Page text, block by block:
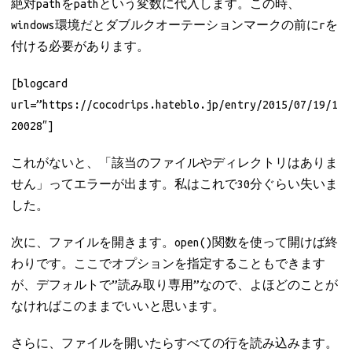
絶対pathをpathという変数に代入します。この時、
windows環境だとダブルクオーテーションマークの前にrを
付ける必要があります。
[blogcard
url=”https://cocodrips.hateblo.jp/entry/2015/07/19/1
20028″]
これがないと、「該当のファイルやディレクトリはありま
せん」ってエラーが出ます。私はこれで30分ぐらい失いま
した。
次に、ファイルを開きます。open()関数を使って開けば終
わりです。ここでオプションを指定することもできます
が、デフォルトで”読み取り専用”なので、よほどのことが
なければこのままでいいと思います。
さらに、ファイルを開いたらすべての行を読み込みます。